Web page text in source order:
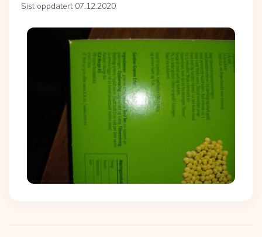
Sist oppdatert 07.12.2020